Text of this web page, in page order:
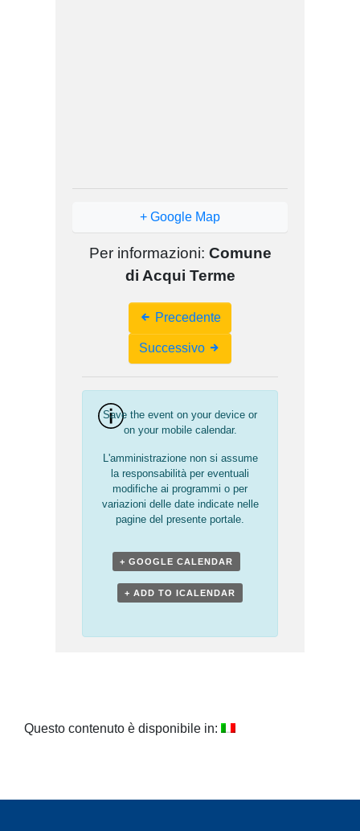
+ Google Map
Per informazioni: Comune
di Acqui Terme
Navigation
Precedente
Successivo
Save the event on your device or
on your mobile calendar.
L'amministrazione non si assume
la responsabilità per eventuali
modifiche ai programmi o per
variazioni delle date indicate nelle
pagine del presente portale.
+ GOOGLE CALENDAR
+ ADD TO ICALENDAR
Questo contenuto è disponibile in: